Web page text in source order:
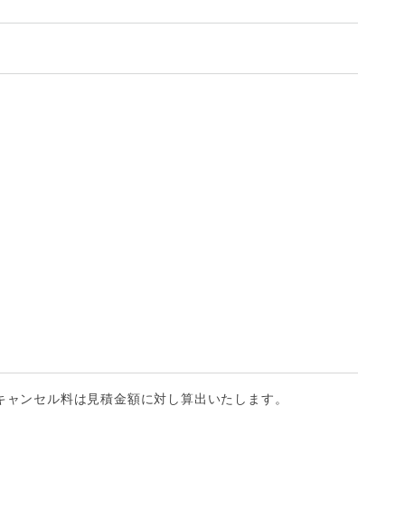
ンセル料は見積金額に対し算出いたします。